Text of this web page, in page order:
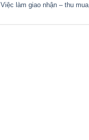
Việc làm giao nhận – thu mua